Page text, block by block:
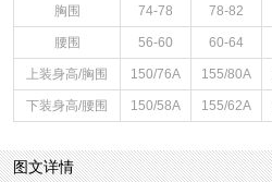
胸围 74-78 78-82
腰围 56-60 60-64
上装身高/胸围 150/76A 155/80A
下装身高/腰围 150/58A 155/62A
图文详情